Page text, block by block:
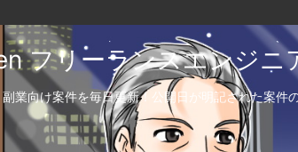
フリーランスエンジ
業向け案件を毎日更新！公開日が明記された案件